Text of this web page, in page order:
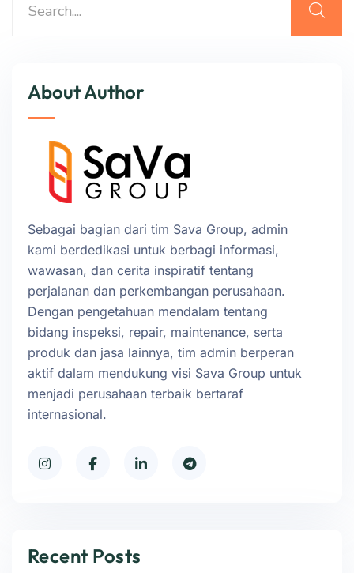
About Author
Sebagai bagian dari tim Sava Group, admin
kami berdedikasi untuk berbagi informasi,
wawasan, dan cerita inspiratif tentang
perjalanan dan perkembangan perusahaan.
Dengan pengetahuan mendalam tentang
bidang inspeksi, repair, maintenance, serta
produk dan jasa lainnya, tim admin berperan
aktif dalam mendukung visi Sava Group untuk
menjadi perusahaan terbaik bertaraf
internasional.
Recent Posts